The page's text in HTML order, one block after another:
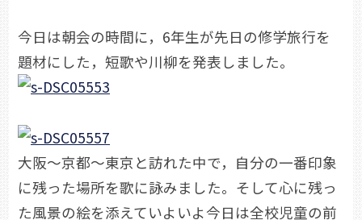
今日は朝会の時間に，6年生が先日の修学旅行を
題材にした，短歌や川柳を発表しました。
大阪～京都～東京と訪れた中で，自分の一番印象
に残った場所を歌に詠みました。そして心に残っ
た風景の絵を添えていよいよ今日は全校児童の前